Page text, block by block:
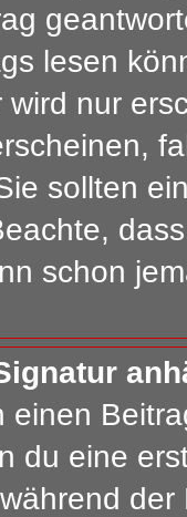
lesen
nur
sollten
schon
einen
du eine